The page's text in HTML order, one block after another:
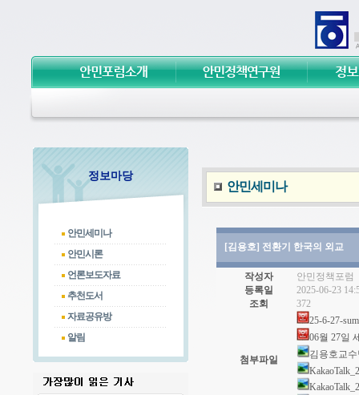
정보마당
안민세미나
안민시론
언론보도자료
추천도서
자료공유방
알림
안민세미나